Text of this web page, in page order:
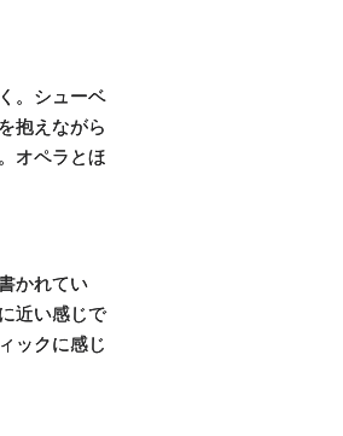
。シューベ
抱えながら
オペラとほ
かれてい
近い感じで
ックに感じ